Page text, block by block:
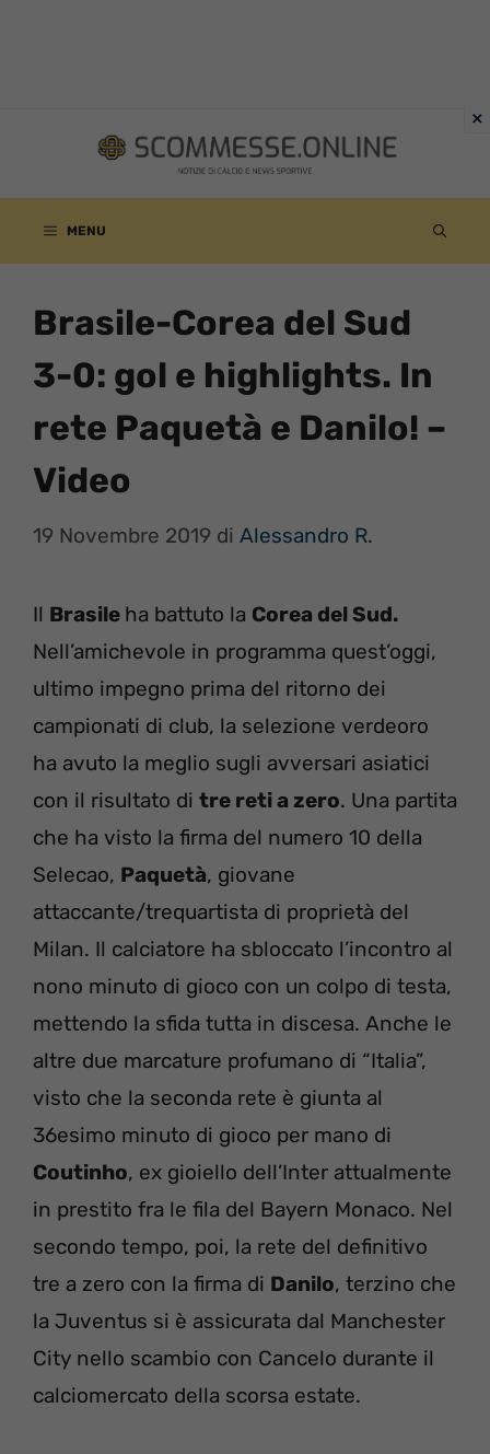
contenuto
MENU
Brasile-Corea del Sud
3-0: gol e highlights. In
rete Paquetà e Danilo! –
Video
19 Novembre 2019 di Alessandro R.
Il Brasile ha battuto la Corea del Sud.
Nell’amichevole in programma quest’oggi,
ultimo impegno prima del ritorno dei
campionati di club, la selezione verdeoro
ha avuto la meglio sugli avversari asiatici
con il risultato di tre reti a zero. Una partita
che ha visto la firma del numero 10 della
Selecao, Paquetà, giovane
attaccante/trequartista di proprietà del
Milan. Il calciatore ha sbloccato l’incontro al
nono minuto di gioco con un colpo di testa,
mettendo la sfida tutta in discesa. Anche le
altre due marcature profumano di “Italia”,
visto che la seconda rete è giunta al
36esimo minuto di gioco per mano di
Coutinho, ex gioiello dell’Inter attualmente
in prestito fra le fila del Bayern Monaco. Nel
secondo tempo, poi, la rete del definitivo
tre a zero con la firma di Danilo, terzino che
la Juventus si è assicurata dal Manchester
City nello scambio con Cancelo durante il
calciomercato della scorsa estate.